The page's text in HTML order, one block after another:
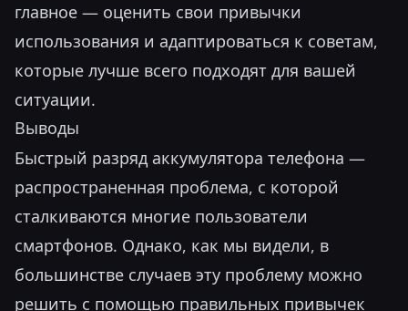
главное — оценить свои привычки
использования и адаптироваться к советам,
которые лучше всего подходят для вашей
ситуации.
Выводы
Быстрый разряд аккумулятора телефона —
распространенная проблема, с которой
сталкиваются многие пользователи
смартфонов. Однако, как мы видели, в
большинстве случаев эту проблему можно
решить с помощью правильных привычек